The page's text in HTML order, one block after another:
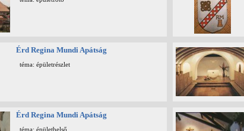
Érd Regina Mundi Apátság
téma: épületrészlet
Érd Regina Mundi Apátság
téma: épületbelső